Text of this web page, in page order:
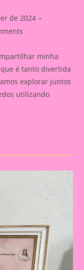
de 2024
minha
é tanto divertida
explorar juntos
utilizando